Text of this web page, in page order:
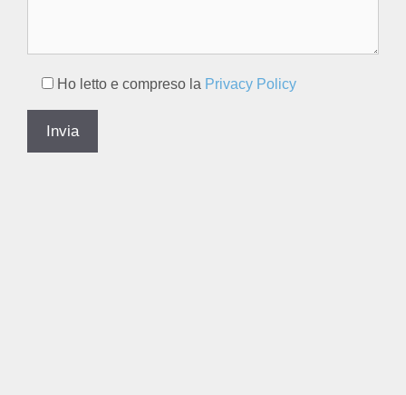
Ho letto e compreso la Privacy Policy